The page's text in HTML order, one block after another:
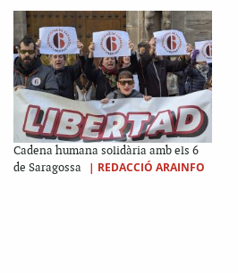
Cadena humana solidària amb els 6
de Saragossa
| REDACCIÓ ARAINFO